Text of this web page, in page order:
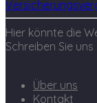
Hier könnte die
Schreiben Sie
Über uns
Kontakt